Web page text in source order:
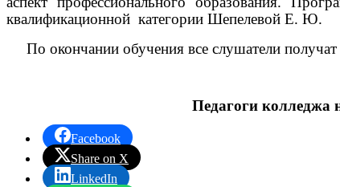
квалификационной категории Шепелевой Е. Ю.
По окончании обучения все слушатели
Педагоги колледжа
Facebook
Share on X
LinkedIn